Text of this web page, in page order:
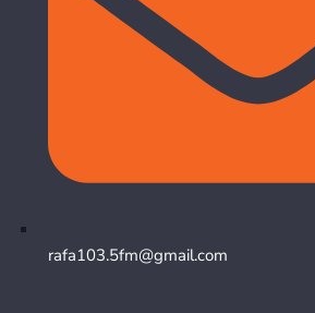
rafa103.5fm@gmail.com